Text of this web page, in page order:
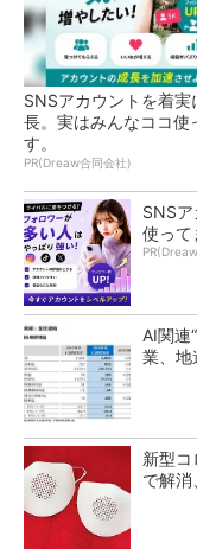
SNSアカウントを着実
長。実はみんなココ使
す。
PR(Dreaw合同会社)
SNS
使って
AI関連
業、地
新型
で解